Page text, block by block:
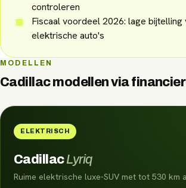
controleren
Fiscaal voordeel 2026: lage bijtelling
elektrische auto's
MODELLEN
Cadillacmodellen via
ELEKTRISCH
CadillacLyriq
Ruime elektrische luxe-SUV met tot 530 km